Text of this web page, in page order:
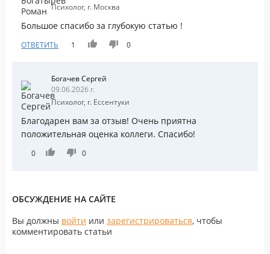
Психолог, г. Москва
Большое спасибо за глубокую статью !
ОТВЕТИТЬ 1 0
Богачев Сергей
09.06.2026 г.
Психолог, г. Ессентуки
Благодарен вам за отзыв! Очень приятна
положительная оценка коллеги. Спасибо!
0 0
ОБСУЖДЕНИЕ НА САЙТЕ
Вы должны войти или зарегистрироваться, чтобы
комментировать статьи